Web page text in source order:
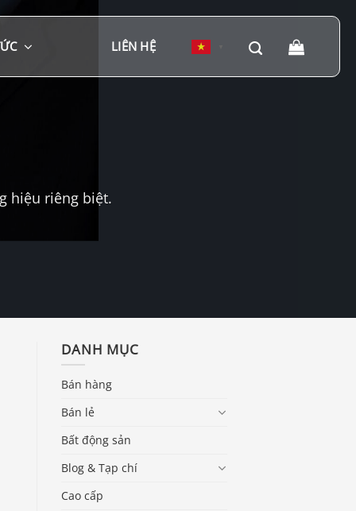
LIÊN HỆ
hiệu riêng biệt.
DANH MỤC
Bán hàng
Bán lẻ
Bất động sản
Blog & Tạp chí
Cao cấp